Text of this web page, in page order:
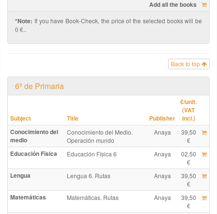
Add all the books
*Note: If you have Book-Check, the price of the selected books will be
0 €..
Back to top
6º de Primaria
Subject Title Publisher
€/unit.
(VAT
incl.)
Conocimiento del
medio
Conocimiento del Medio.
Operación mundo
Anaya
39,50
€
Educación Física Educación Física 6 Anaya
02,50
€
Lengua Lengua 6. Rutas Anaya
39,50
€
Matemáticas Matemáticas. Rutas Anaya
39,50
€